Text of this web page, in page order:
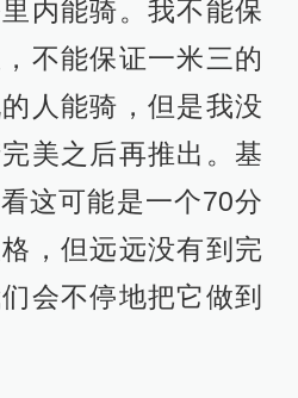
内能骑。我不能保
不能保证一米三的
人能骑，但是我没
美之后再推出。基
这可能是一个70分
，但远远没有到完
会不停地把它做到